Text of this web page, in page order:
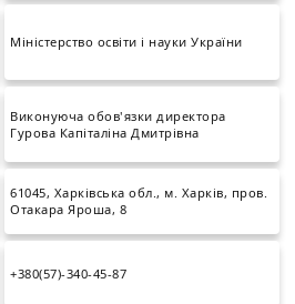
Міністерство освіти і науки України
Виконуюча обов'язки директора
Гурова Капіталіна Дмитрівна
61045, Харківська обл., м. Харків, пров.
Отакара Яроша, 8
+380(57)-340-45-87